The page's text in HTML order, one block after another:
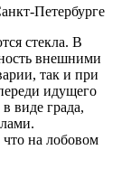
стекла. В
внешними
так и при
идущего
виде града,
на лобовом